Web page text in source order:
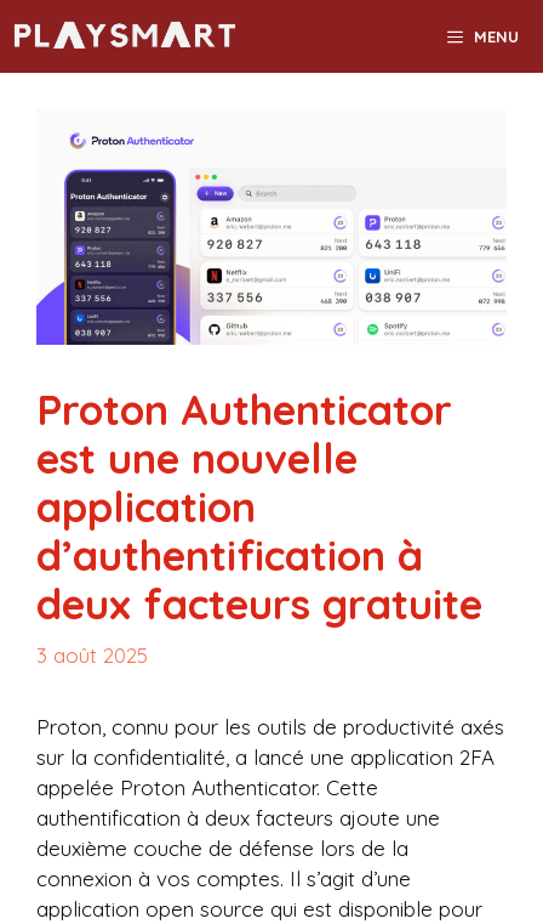
au
contenu
MENU
Proton Authenticator
est une nouvelle
application
d’authentification à
deux facteurs gratuite
3 août 2025
Proton, connu pour les outils de productivité axés
sur la confidentialité, a lancé une application 2FA
appelée Proton Authenticator. Cette
authentification à deux facteurs ajoute une
deuxième couche de défense lors de la
connexion à vos comptes. Il s’agit d’une
application open source qui est disponible pour